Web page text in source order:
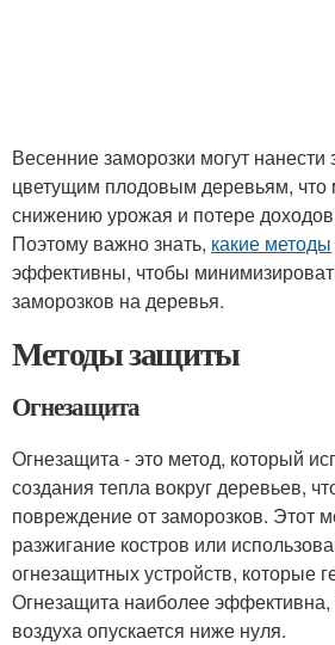
Весенние заморозки могут
цветущим плодовым деревьям, что
снижению урожая и потере
Поэтому важно знать, какие методы
эффективны, чтобы
заморозков на деревья.
Методы защиты
Огнезащита
Огнезащита - это метод, который
создания тепла вокруг деревьев,
повреждение от заморозков. Этот
разжигание костров или
огнезащитных устройств, которые
Огнезащита наиболее эффективна,
воздуха опускается ниже нуля.